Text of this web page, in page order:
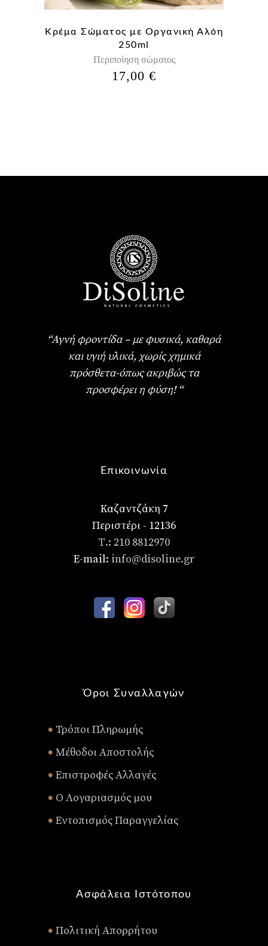
Κρέμα Σώματος με Οργανική Αλόη
250ml
Περιποίηση σώματος
17,00€
“Αγνή φροντίδα – με φυσικά, καθαρά
και υγιή υλικά, χωρίς χημικά
πρόσθετα-όπως ακριβώς τα
προσφέρει η φύση! “
Επικοινωνία
Καζαντζάκη 7
Περιστέρι - 12136
Τ.: 210 8812970
E-mail: info@disoline.gr
Όροι Συναλλαγών
• Τρόποι Πληρωμής
• Μέθοδοι Αποστολής
• Επιστροφές Αλλαγές
• Ο Λογαριασμός μου
• Εντοπισμός Παραγγελίας
Ασφάλεια Ιστότοπου
• Πολιτική Απορρήτου